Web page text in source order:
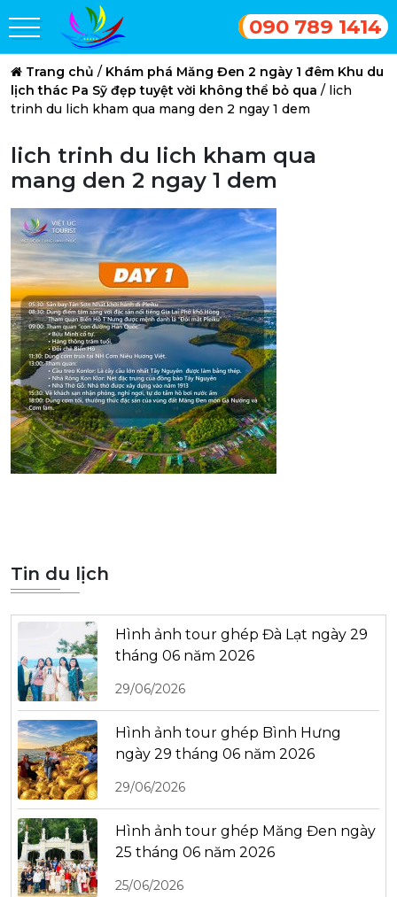
090 789 1414
Trang chủ / Khám phá Măng Đen 2 ngày 1 đêm Khu du
lịch thác Pa Sỹ đẹp tuyệt vời không thể bỏ qua / lich
trinh du lich kham qua mang den 2 ngay 1 dem
lich trinh du lich kham qua
mang den 2 ngay 1 dem
Tin du lịch
Hình ảnh tour ghép Đà Lạt ngày 29
tháng 06 năm 2026
29/06/2026
Hình ảnh tour ghép Bình Hưng
ngày 29 tháng 06 năm 2026
29/06/2026
Hình ảnh tour ghép Măng Đen ngày
25 tháng 06 năm 2026
25/06/2026